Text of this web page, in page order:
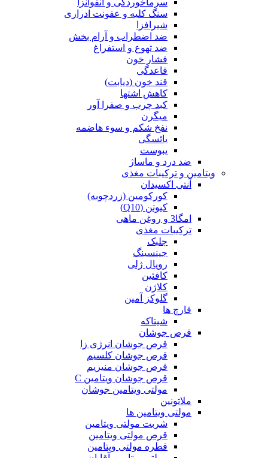
سنگ کلیه و عفونت ادراری
شیرافزا
ضد اضطراب و آرام بخش
ضد تهوع و استفراغ
فشار خون
قاعدگی
قند خون (دیابت)
کاهش اشتها
کبد چرب و صفرا آور
میگرن
نفخ شکم و سوء هاضمه
یائسگی
یبوست
ضد درد و ماساژ
ویتامین و ترکیبات مغذی
آنتی اکسیدان
کورکومین (زردچوبه)
کیوتن (Q10)
امگا3 و روغن ماهی
ترکیبات مغذی
جلبک
جینسینگ
رویال ژلی
کافئین
کلاژن
گلوکز آمین
قارچ ها
شیتاکه
قرص جوشان
قرص جوشان انرژی زا
قرص جوشان کلسیم
قرص جوشان منیزیم
قرص جوشان ویتامین C
مولتی ویتامین جوشان
ملاتونین
مولتی ویتامین ها
شربت مولتی ویتامین
قرص مولتی ویتامین
قطره مولتی ویتامین